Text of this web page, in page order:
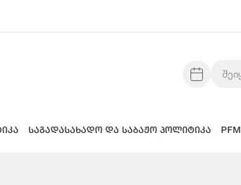
საგადასახადო და საბაჟო პოლიტიკა PFM